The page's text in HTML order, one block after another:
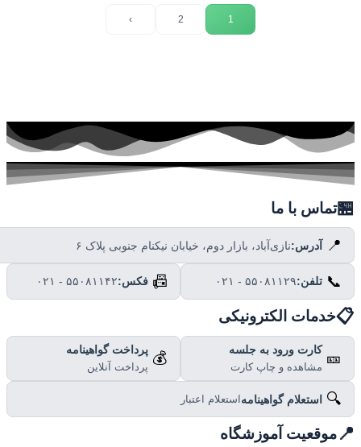
تماس با ما
📍 آدرس:نازی‌آباد، بازار دوم، خیابان نیکنام جنوبی پلاک ۶
📞 تلفن:۰۲۱ - ۵۵۰۸۱۱۲۹ 📠 فکس:۰۲۱ - ۵۵۰۸۱۱۴۲
خدمات الکترونیکی
🎫 کارت ورود به جلسه
مشاهده و چاپ کارت
💰 پرداخت گواهینامه
پرداخت آنلاین
🔍 استعلام گواهینامهاستعلام اعتبار
موقعیت آموزشگاه